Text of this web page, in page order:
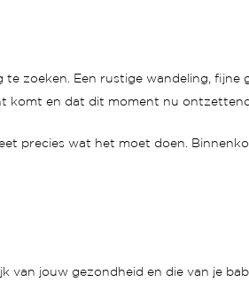
zoeken. Een rustige wandeling,
komt en dat dit moment nu ontzettend
precies wat het moet doen.
van jouw gezondheid en die van je